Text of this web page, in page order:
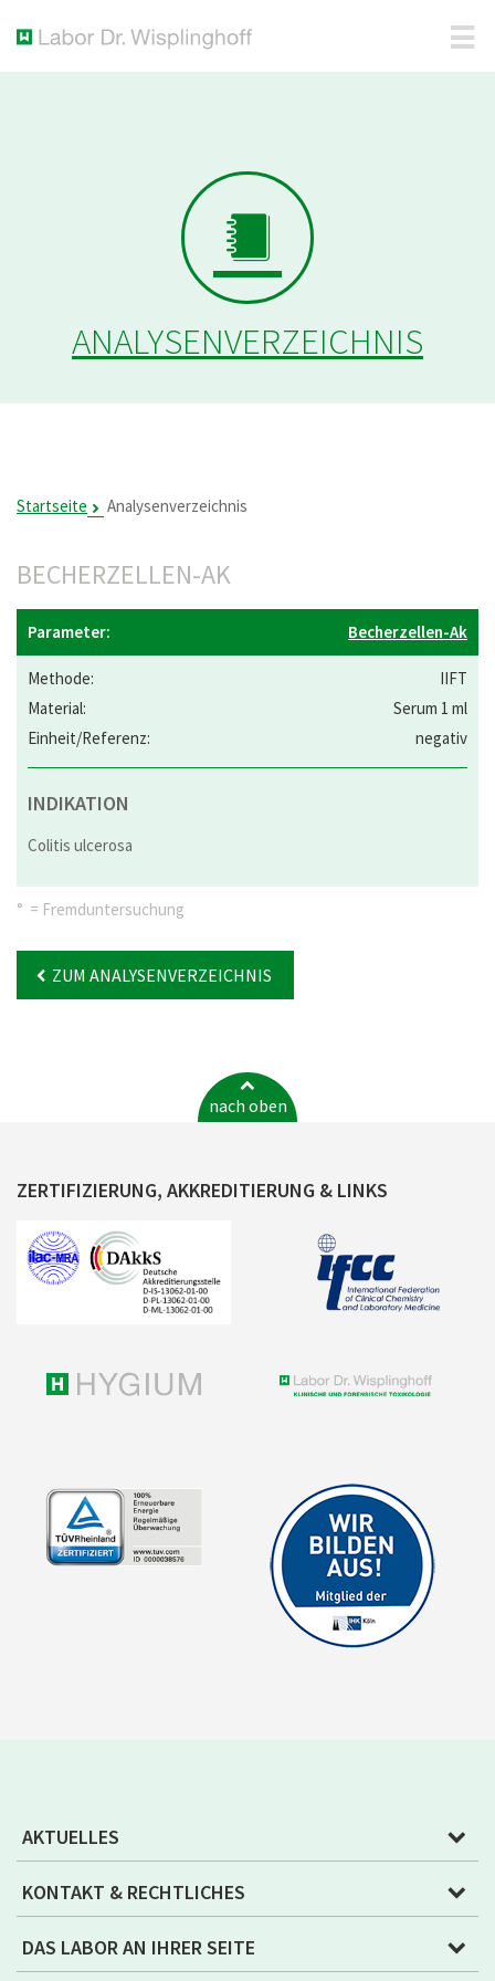
ANALYSENVERZEICHNIS
Startseite Analysenverzeichnis
BECHERZELLEN-AK
Becherzellen-Ak
IIFT
Serum 1 ml
negativ
INDIKATION
Colitis ulcerosa
° = Fremduntersuchung
ZUM ANALYSENVERZEICHNIS
nach oben
ZERTIFIZIERUNG, AKKREDITIERUNG & LINKS
AKTUELLES
KONTAKT & RECHTLICHES
DAS LABOR AN IHRER SEITE